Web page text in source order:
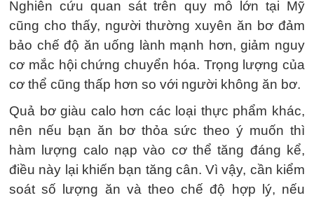
Nghiên cứu quan sát trên quy mô lớn tại Mỹ
cũng cho thấy, người thường xuyên ăn bơ đảm
bảo chế độ ăn uống lành mạnh hơn, giảm nguy
cơ mắc hội chứng chuyển hóa. Trọng lượng của
cơ thể cũng thấp hơn so với người không ăn bơ.
Quả bơ giàu calo hơn các loại thực phẩm khác,
nên nếu bạn ăn bơ thỏa sức theo ý muốn thì
hàm lượng calo nạp vào cơ thể tăng đáng kể,
điều này lại khiến bạn tăng cân. Vì vậy, cần kiểm
soát số lượng ăn và theo chế độ hợp lý, nếu